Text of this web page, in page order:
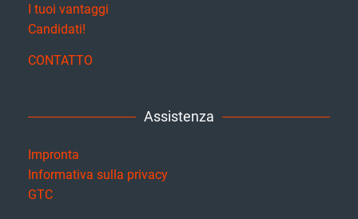
I tuoi vantaggi
Candidati!
CONTATTO
Assistenza
Impronta
Informativa sulla privacy
GTC